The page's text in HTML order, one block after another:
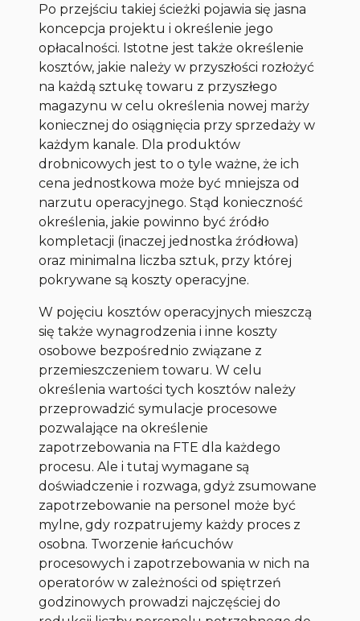
Po przejściu takiej ścieżki pojawia się jasna
koncepcja projektu i określenie jego
opłacalności. Istotne jest także określenie
kosztów, jakie należy w przyszłości rozłożyć
na każdą sztukę towaru z przyszłego
magazynu w celu określenia nowej marży
koniecznej do osiągnięcia przy sprzedaży w
każdym kanale. Dla produktów
drobnicowych jest to o tyle ważne, że ich
cena jednostkowa może być mniejsza od
narzutu operacyjnego. Stąd konieczność
określenia, jakie powinno być źródło
kompletacji (inaczej jednostka źródłowa)
oraz minimalna liczba sztuk, przy której
pokrywane są koszty operacyjne.
W pojęciu kosztów operacyjnych mieszczą
się także wynagrodzenia i inne koszty
osobowe bezpośrednio związane z
przemieszczeniem towaru. W celu
określenia wartości tych kosztów należy
przeprowadzić symulacje procesowe
pozwalające na określenie
zapotrzebowania na FTE dla każdego
procesu. Ale i tutaj wymagane są
doświadczenie i rozwaga, gdyż zsumowane
zapotrzebowanie na personel może być
mylne, gdy rozpatrujemy każdy proces z
osobna. Tworzenie łańcuchów
procesowych i zapotrzebowania w nich na
operatorów w zależności od spiętrzeń
godzinowych prowadzi najczęściej do